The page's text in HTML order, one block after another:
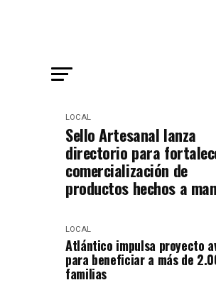
LOCAL
Sello Artesanal lanza
directorio para
comercialización de
productos hechos a
LOCAL
Atlántico impulsa proyecto
para beneficiar a más de
familias